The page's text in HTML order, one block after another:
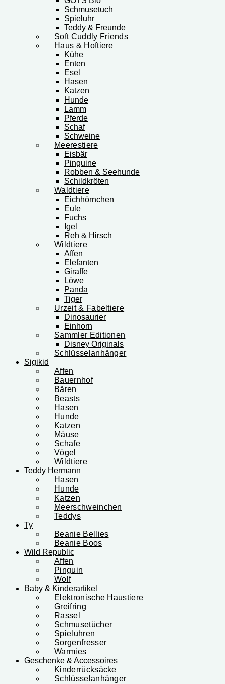
Schmusetuch
Spieluhr
Teddy & Freunde
Soft Cuddly Friends
Haus & Hoftiere
Kühe
Enten
Esel
Hasen
Katzen
Hunde
Lamm
Pferde
Schaf
Schweine
Meerestiere
Eisbär
Pinguine
Robben & Seehunde
Schildkröten
Waldtiere
Eichhörnchen
Eule
Fuchs
Igel
Reh & Hirsch
Wildtiere
Affen
Elefanten
Giraffe
Löwe
Panda
Tiger
Urzeit & Fabeltiere
Dinosaurier
Einhorn
Sammler Editionen
Disney Originals
Schlüsselanhänger
Sigikid
Affen
Bauernhof
Bären
Beasts
Hasen
Hunde
Katzen
Mäuse
Schafe
Vögel
Wildtiere
Teddy Hermann
Hasen
Hunde
Katzen
Meerschweinchen
Teddys
Ty
Beanie Bellies
Beanie Boos
Wild Republic
Affen
Pinguin
Wolf
Baby & Kinderartikel
Elektronische Haustiere
Greifring
Rassel
Schmusetücher
Spieluhren
Sorgenfresser
Warmies
Geschenke & Accessoires
Kinderrücksäcke
Schlüsselanhänger